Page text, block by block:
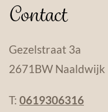
Contact
Gezelstraat 3a
2671BW Naaldwijk
T: 0619306316